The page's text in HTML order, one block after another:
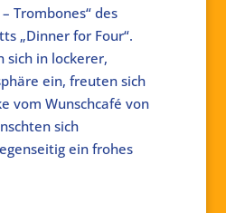
Trombones“ des
„Dinner for Four“.
sich in lockerer,
ein, freuten sich
vom Wunschcafé von
sich
ein frohes